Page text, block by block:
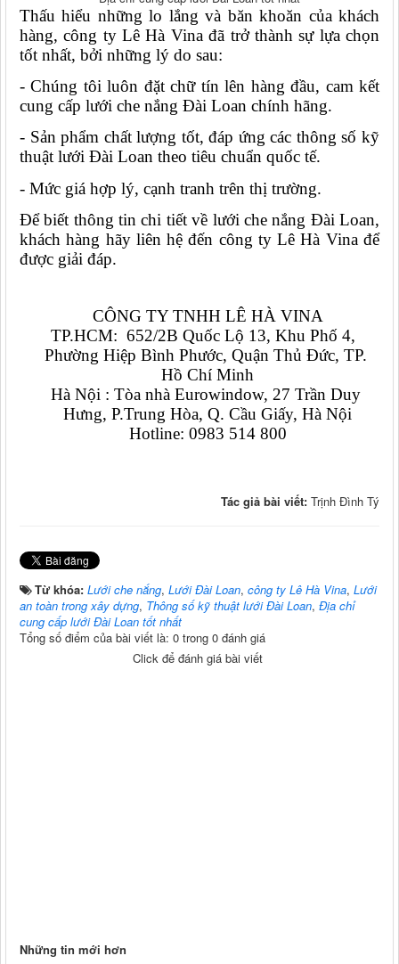
Thấu hiểu những lo lắng và băn khoăn của khách
hàng, công ty Lê Hà Vina đã trở thành sự lựa chọn
tốt nhất, bởi những lý do sau:
- Chúng tôi luôn đặt chữ tín lên hàng đầu, cam kết
cung cấp lưới che nắng Đài Loan chính hãng.
- Sản phẩm chất lượng tốt, đáp ứng các thông số kỹ
thuật lưới Đài Loan theo tiêu chuẩn quốc tế.
- Mức giá hợp lý, cạnh tranh trên thị trường.
Để biết thông tin chi tiết về lưới che nắng Đài Loan,
khách hàng hãy liên hệ đến công ty Lê Hà Vina để
được giải đáp.
CÔNG TY TNHH LÊ HÀ VINA
TP.HCM:  652/2B Quốc Lộ 13, Khu Phố 4,
Phường Hiệp Bình Phước, Quận Thủ Đức, TP.
Hồ Chí Minh
Hà Nội : Tòa nhà Eurowindow, 27 Trần Duy
Hưng, P.Trung Hòa, Q. Cầu Giấy, Hà Nội
Hotline: 0983 514 800
Tác giả bài viết: Trịnh Đình Tý
Từ khóa: Lưới che nắng, Lưới Đài Loan, công ty Lê Hà Vina, Lưới
an toàn trong xây dựng, Thông số kỹ thuật lưới Đài Loan, Địa chỉ
cung cấp lưới Đài Loan tốt nhất
Tổng số điểm của bài viết là: 0 trong 0 đánh giá
Click để đánh giá bài viết
Những tin mới hơn